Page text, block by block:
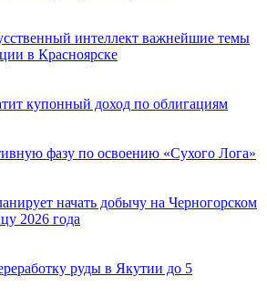
интеллект важнейшие темы
в Красноярске
купонный доход по облигациям
фазу по освоению «Сухого Лога»
начать добычу на Черногорском
2026 года
руды в Якутии до 5